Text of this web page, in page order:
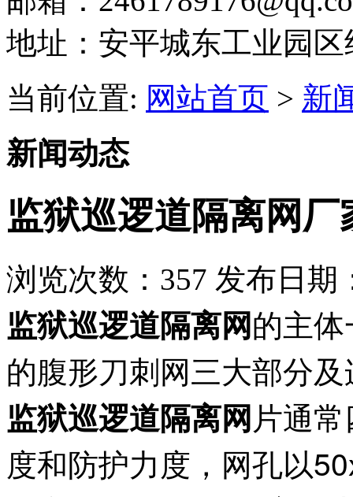
地址：安平城东工业园区
当前位置: 网站首页 > 新
新闻动态
监狱巡逻道隔离网厂
浏览次数： 357 发布日期
监狱巡逻道隔离网的主
的腹形刀刺网三大部分
监狱巡逻道隔离网片通
度和防护力度，网孔以